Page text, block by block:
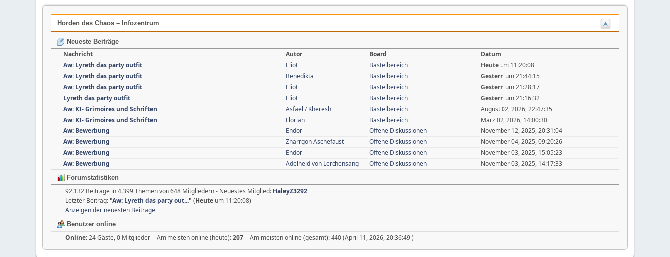
Horden des Chaos – Infozentrum
Neueste Beiträge
Nachricht Autor Board
Datum
Aw: Lyreth das party outfit
Eliot Bastelbereich Heute um 11:20:08
Aw: Lyreth das party outfit
Benedikta Bastelbereich Gestern um 21:44:15
Aw: Lyreth das party outfit
Eliot Bastelbereich Gestern um 21:28:17
Lyreth das party outfit
Eliot Bastelbereich Gestern um 21:16:32
Aw: KI- Grimoires und Schriften
Asfael / Kheresh Bastelbereich
August 02, 2026, 22:47:35
Aw: KI- Grimoires und Schriften
Florian Bastelbereich
März 02, 2026, 14:00:30
Aw: Bewerbung
Endor Offene Diskussionen
November 12, 2025, 20:31:04
Aw: Bewerbung
Zharrgon Aschefaust Offene Diskussionen
November 04, 2025, 09:20:26
Aw: Bewerbung
Endor Offene Diskussionen
November 03, 2025, 15:05:23
Aw: Bewerbung
Adelheid von Lerchensang Offene Diskussionen November 03, 2025, 14:17:33
Forumstatistiken
92.132 Beiträge in 4.399 Themen von 648 Mitgliedern - Neuestes Mitglied: HaleyZ3292
Letzter Beitrag:"Aw: Lyreth das party out..." (Heute um 11:20:08)
Anzeigen der neuesten Beiträge
Benutzer online
Online:24 Gäste, 0 Mitglieder - Am meisten online (heute):207- Am meisten online (gesamt): 440 (April 11, 2026, 20:36:49 )